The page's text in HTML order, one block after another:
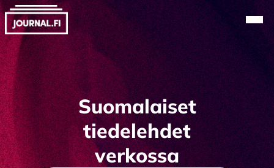
Alkuun
Journal.fi
Suomalaiset
tiedelehdet
verkossa